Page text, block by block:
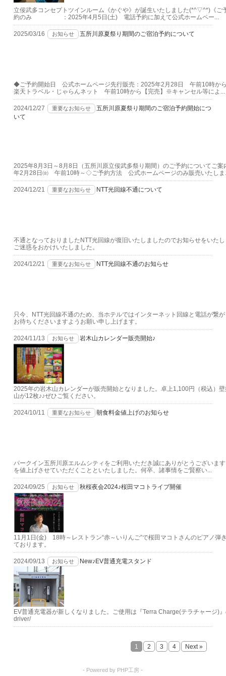
立佞武多コンセプトツインルーム《かぐや》が誕生いたしました(*^▽^*)《
約のみ ：2025年4月5日(土) 電話予約に加えて公式ホームペー...
2025/03/16 お知らせ 五所川原夏祭り期間のご宿泊予約について
◆ご予約開始日 公式ホームページ先行販売：2025年2月28日 午前
楽天トラベル・じゃらんネット 午前10時から【完売】※キャンセル等によ...
2024/12/27 重要なお知らせ
五所川原夏祭り期間のご宿泊予約開始につ
いて
2025年8月3日～8月8日（五所川原立佞武多祭り期間）のご予約について
年2月28日㈮ 午前10時～◇ご予約方法 公式ホームページのみ販売いたしま
2024/12/21 重要なお知らせ NTT光回線不通について
不通となっておりましたNTT光回線が復旧いたしましたのでお知らせをいた
ご迷惑をおかけいたしました。
2024/12/21 重要なお知らせ NTT光回線不通のお知らせ
只今、NTT光回線不通のため、当ホテルではインターネット回線と電話が繋
お待ちくださいますようお願い申し上げます。
2024/11/13 お知らせ 岩木山カレンダー販売開始♪
2025年の岩木山カレンダーが販売開始となりました。卓上1,100円（税込）
山が12枚♪♪ぜひご覧ください。
2024/10/11 重要なお知らせ 朝食料金値上げのお知らせ
パークイン五所川原エルムシティをご利用いただき誠にありがとうございま
を値上げさせていただくことといたしました。何卒、諸事情をご賢察い...
2024/09/25 お知らせ 秋桜夜会2024♪桜田マコトライブ開催
11月1日(金) 18時～レストラン“赤～いりんご”で桜田マコトさんのピアノ弾
ております。
2024/09/13 お知らせ New♪EV普通充電スタンド
EV普通充電器が新しくなりました。ご使用は『Terra Charge(テラチャージ)
driver/
1 2 3 4 Next »
- Powered by PHP工房 -